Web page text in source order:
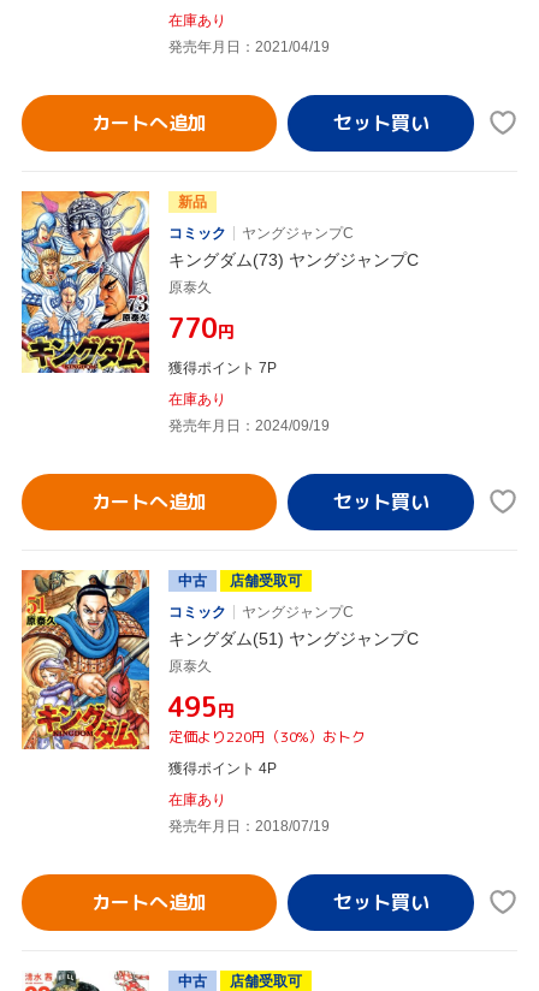
在庫あり
発売年月日：2021/04/19
カートへ追加
新品
コミック
ヤングジャンプC
キングダム(73) ヤングジャンプC
原泰久
¥770円
獲得ポイント 7P
在庫あり
発売年月日：2024/09/19
カートへ追加
中古
店舗受取可
コミック
ヤングジャンプC
キングダム(51) ヤングジャンプC
原泰久
¥495円
定価より220円（30%）おトク
獲得ポイント 4P
在庫あり
発売年月日：2018/07/19
カートへ追加
中古
店舗受取可